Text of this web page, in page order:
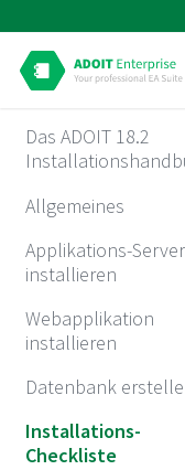
Das ADOIT 18.2
Allgemeines
Applikations-Server
installieren
Webapplikation
installieren
Datenbank
Installations-
Checkliste